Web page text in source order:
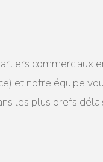
commerciaux
et notre équipe
les plus brefs